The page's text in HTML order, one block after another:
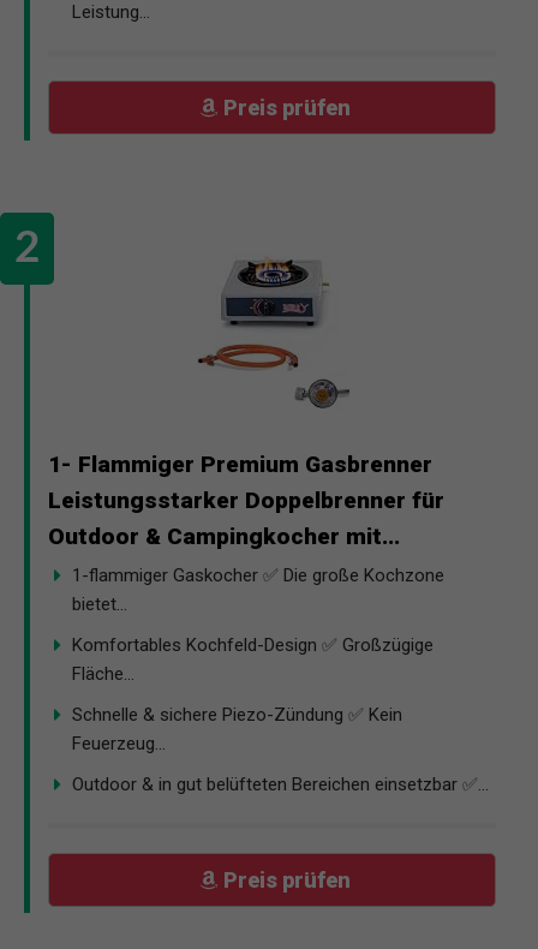
Leistung...
Preis prüfen
1- Flammiger Premium Gasbrenner
Leistungsstarker Doppelbrenner für
Outdoor & Campingkocher mit...
1-flammiger Gaskocher ✅ Die große Kochzone
bietet...
Komfortables Kochfeld-Design ✅ Großzügige
Fläche...
Schnelle & sichere Piezo-Zündung ✅ Kein
Feuerzeug...
Outdoor & in gut belüfteten Bereichen einsetzbar ✅...
Preis prüfen